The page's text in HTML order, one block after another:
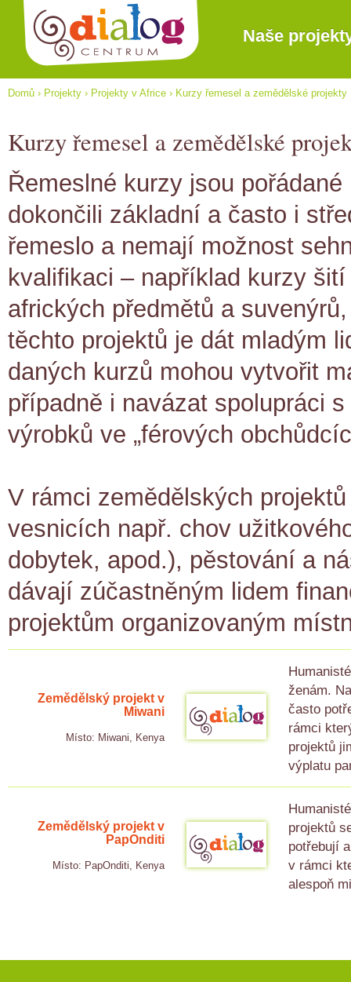
Naše
Domů › Projekty › Projekty v Africe › Kurzy řemesel a zemědělské projekty
Kurzy řemesel a zemědělské
Řemeslné kurzy jsou
dokončili základní a často i
řemeslo a nemají možnost
kvalifikaci – například kurzy
afrických předmětů a
těchto projektů je dát mladým
daných kurzů mohou vytvořit
případně i navázat spolupráci
výrobků ve „férových
V rámci zemědělských
vesnicích např. chov
dobytek, apod.), pěstování a
dávají zúčastněným lidem
projektům organizovaným
Zemědělský projekt v
Miwani
Místo: Miwani, Kenya
ženám.
často
rámci
projektů
výplatu
Zemědělský projekt v
PapOnditi
Místo: PapOnditi, Kenya
projektů
potřebují
v rámci
alespoň